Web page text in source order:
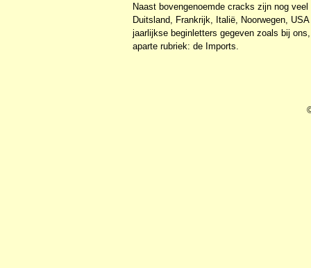
Naast bovengenoemde cracks zijn nog
Duitsland, Frankrijk, Italië, Noorwegen,
jaarlijkse beginletters gegeven zoals bij
aparte rubriek: de Imports.